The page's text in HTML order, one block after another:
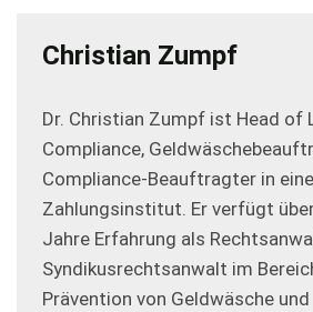
Christian Zumpf
Dr. Christian Zumpf ist Head of
Compliance,
Compliance-Beauftragter in
Zahlungsinstitut. Er verfügt
Jahre Erfahrung als
Syndikusrechtsanwalt im
Prävention von Geldwäsche und